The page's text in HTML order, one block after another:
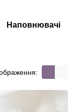
Наповнювачі